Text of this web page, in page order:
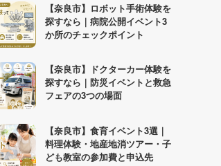
【奈良市】ロボット手術体験を
探すなら｜病院公開イベント3
か所のチェックポイント
【奈良市】ドクターカー体験を
探すなら｜防災イベントと救急
フェアの3つの場面
【奈良市】食育イベント3選｜
料理体験・地産地消ツアー・子
ども教室の参加費と申込先